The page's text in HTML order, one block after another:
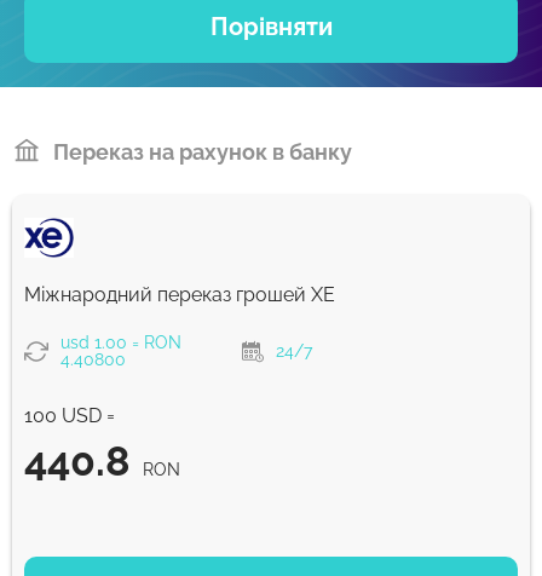
Порівняти
Переказ на рахунок в банку
Міжнародний переказ грошей XE
usd 1.00 = RON
4.40800
24/7
100 USD =
440.8 RON
ВАРІАНТИ ОПЛАТИ